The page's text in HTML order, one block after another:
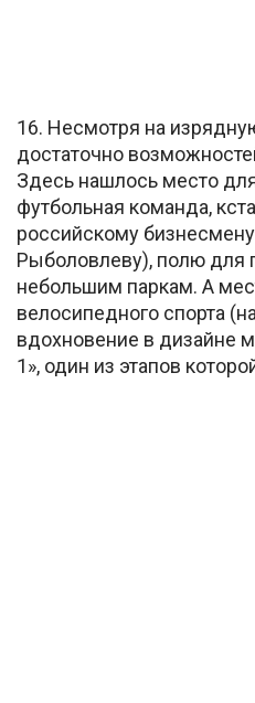
16. Несмотря на
достаточно
Здесь нашлось место
футбольная команда,
российскому
Рыболовлеву), полю для
небольшим паркам. А
велосипедного спорта
вдохновение в дизайне
1», один из этапов